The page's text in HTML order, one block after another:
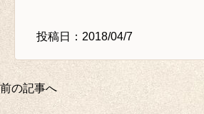
投稿日：2018/04/7
前の記事へ